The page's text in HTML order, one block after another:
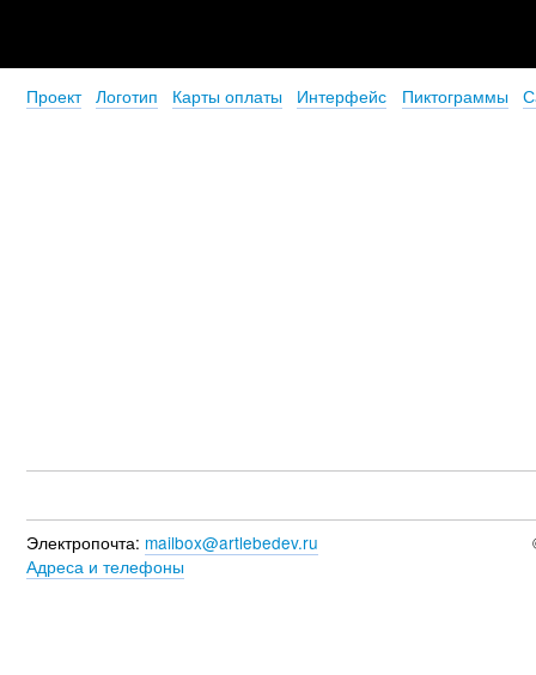
Проект Логотип Карты оплаты Интерфейс Пиктограммы
Электропочта: mailbox@artlebedev.ru
Адреса и телефоны